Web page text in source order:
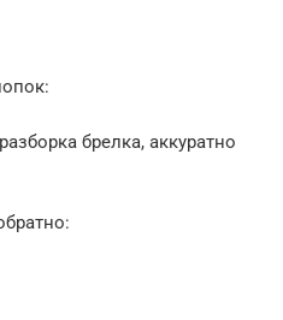
брелка, аккуратно